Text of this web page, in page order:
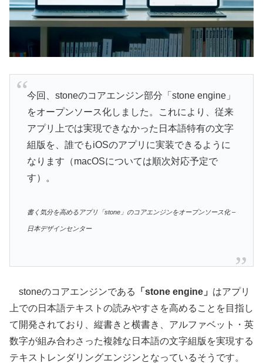
今回、stoneのコアエンジン部分「stone engine」
をオープンソース化しました。これにより、従来
アプリ上では実現できなかった日本語特有の文字
組版を、誰でもiOSのアプリに実装できるように
なります（macOSについては順次対応予定で
す）。
書く気分を高めるアプリ「stone」のコアエンジンをオープンソース化 –
日本デザインセンター
stoneのコアエンジンである 「stone engine」 はアプリ
上での日本語テキストの読みやすさを高めることを目指し
て開発されており、縦書きと横書き、アルファベット・英
数字が組み合わさった複雑な日本語の文字組版を実現する
テキストレンダリングエンジンとなっているそうです。